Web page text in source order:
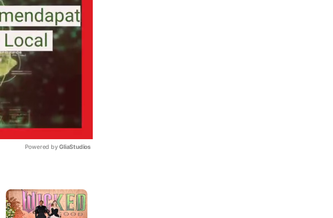
Powered by GliaStudios